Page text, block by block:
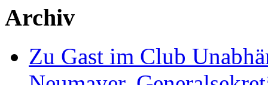
Archiv
Zu Gast im Club